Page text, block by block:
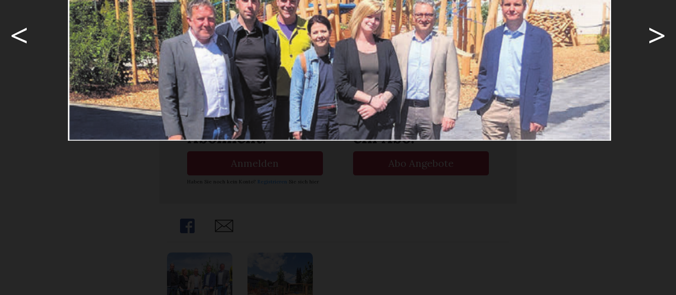
überaus ansehnlicher Ort der Begegnung entstanden. Für rund eine
Million ...
Möchten Sie
weiterlesen?
Ja. Ich bin
Abonnent.
Anmelden
Haben Sie noch kein Konto? Registrieren Sie sich hier
Ja. Ich benötige
ein Abo.
Abo Angebote
Share Share
< >